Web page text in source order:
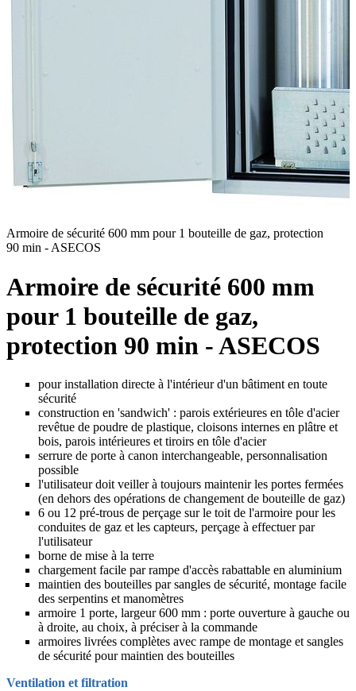
Armoire de sécurité 600 mm pour 1 bouteille de gaz, protection
90 min - ASECOS
Armoire de sécurité 600 mm
pour 1 bouteille de gaz,
protection 90 min - ASECOS
pour installation directe à l'intérieur d'un bâtiment en toute
sécurité
construction en 'sandwich' : parois extérieures en tôle d'acier
revêtue de poudre de plastique, cloisons internes en plâtre et
bois, parois intérieures et tiroirs en tôle d'acier
serrure de porte à canon interchangeable, personnalisation
possible
l'utilisateur doit veiller à toujours maintenir les portes fermées
(en dehors des opérations de changement de bouteille de gaz)
6 ou 12 pré-trous de perçage sur le toit de l'armoire pour les
conduites de gaz et les capteurs, perçage à effectuer par
l'utilisateur
borne de mise à la terre
chargement facile par rampe d'accès rabattable en aluminium
maintien des bouteilles par sangles de sécurité, montage facile
des serpentins et manomètres
armoire 1 porte, largeur 600 mm : porte ouverture à gauche ou
à droite, au choix, à préciser à la commande
armoires livrées complètes avec rampe de montage et sangles
de sécurité pour maintien des bouteilles
Ventilation et filtration